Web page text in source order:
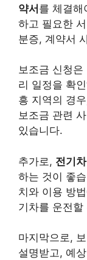
약서를 체결해
하고 필요한
분증, 계약서
보조금 신청은
리 일정을 확
흥 지역의 경
보조금 관련
있습니다.
추가로, 전기
하는 것이 좋
치와 이용 방
기차를 운전할
마지막으로,
설명받고, 예